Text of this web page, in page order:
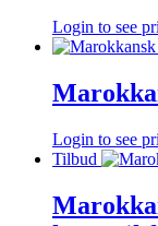
Login to see
Login to see
Tilbud